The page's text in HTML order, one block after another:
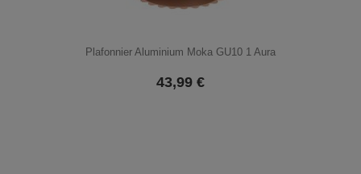
Plafonnier Aluminium Moka GU10 1 Aura
43,99 €